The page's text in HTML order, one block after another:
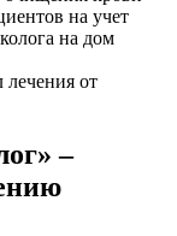
на учет
на дом
от
–